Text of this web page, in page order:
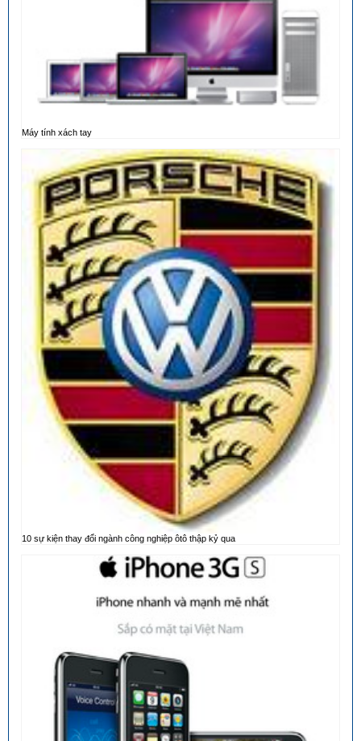
Máy tính xách tay
10 sự kiện thay đổi ngành công nghiệp ôtô thập kỷ qua